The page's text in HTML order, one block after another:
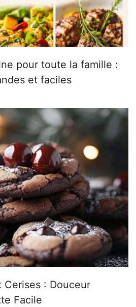
pour toute la famille :
et faciles
Cerises : Douceur
Facile